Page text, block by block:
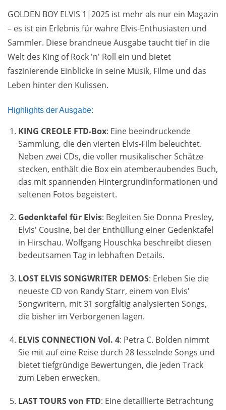
GOLDEN BOY ELVIS 1|2025 ist mehr als nur ein Magazin
– es ist ein Erlebnis für wahre Elvis-Enthusiasten und
Sammler. Diese brandneue Ausgabe taucht tief in die
Welt des King of Rock 'n' Roll ein und bietet
faszinierende Einblicke in seine Musik, Filme und das
Leben hinter den Kulissen.
Highlights der Ausgabe:
KING CREOLE FTD-Box: Eine beeindruckende
Sammlung, die den vierten Elvis-Film beleuchtet.
Neben zwei CDs, die voller musikalischer Schätze
stecken, enthält die Box ein atemberaubendes Buch,
das mit spannenden Hintergrundinformationen und
seltenen Fotos begeistert.
Gedenktafel für Elvis: Begleiten Sie Donna Presley,
Elvis' Cousine, bei der Enthüllung einer Gedenktafel
in Hirschau. Wolfgang Houschka beschreibt diesen
bedeutsamen Tag in lebhaften Details.
LOST ELVIS SONGWRITER DEMOS: Erleben Sie die
neueste CD von Randy Starr, einem von Elvis'
Songwritern, mit 31 sorgfältig analysierten Songs,
die bisher im Verborgenen lagen.
ELVIS CONNECTION Vol. 4: Petra C. Bolden nimmt
Sie mit auf eine Reise durch 28 fesselnde Songs und
bietet tiefgründige Bewertungen, die jeden Track
zum Leben erwecken.
LAST TOURS von FTD: Eine detaillierte Betrachtung